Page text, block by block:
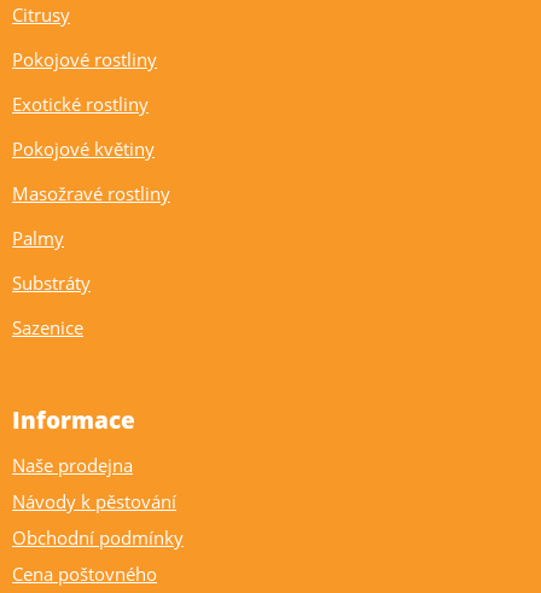
Citrusy
Pokojové rostliny
Exotické rostliny
Pokojové květiny
Masožravé rostliny
Palmy
Substráty
Sazenice
Informace
Naše prodejna
Návody k pěstování
Obchodní podmínky
Cena poštovného